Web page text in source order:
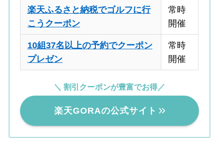
楽天ふるさと納税でゴルフに行
こうクーポン
常時
開催
10組37名以上の予約でクーポン
プレゼン
常時
開催
＼ 割引クーポンが豊富でお得／
楽天GORAの公式サイト